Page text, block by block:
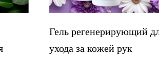
Гель регенерирующий
ухода за кожей рук